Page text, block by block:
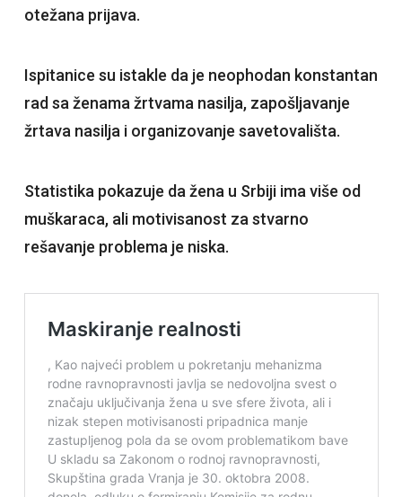
otežana prijava.
Ispitanice su istakle da je neophodan konstantan
rad sa ženama žrtvama nasilja, zapošljavanje
žrtava nasilja i organizovanje savetovališta.
Statistika pokazuje da žena u Srbiji ima više od
muškaraca, ali motivisanost za stvarno
rešavanje problema je niska.